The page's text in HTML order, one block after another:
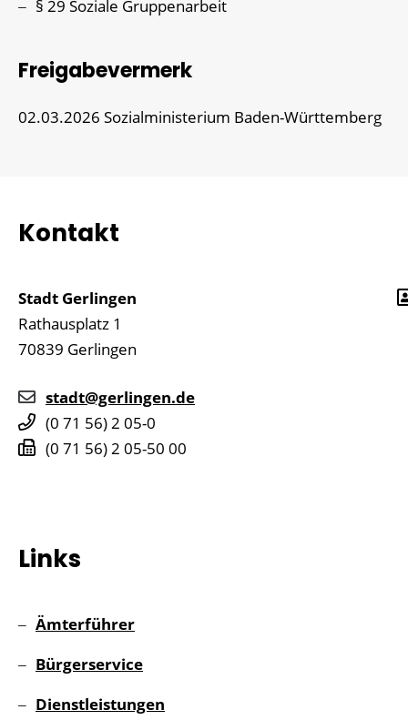
§ 29 Soziale Gruppenarbeit
Freigabevermerk
02.03.2026 Sozialministerium Baden-Württemberg
Kontakt
Stadt Gerlingen
Rathausplatz 1
70839 Gerlingen
stadt@gerlingen.de
(0 71 56) 2 05-0
(0 71 56) 2 05-50 00
Links
Ämterführer
Bürgerservice
Dienstleistungen